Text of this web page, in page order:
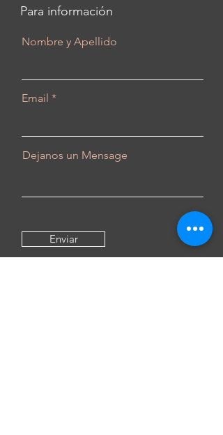
Para información
Nombre y Apellido
Email
Dejanos un Mensage
Enviar